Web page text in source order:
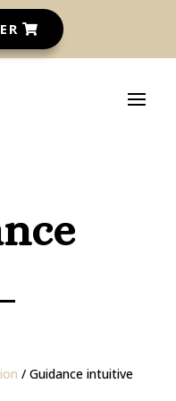
/ Guidance intuitive